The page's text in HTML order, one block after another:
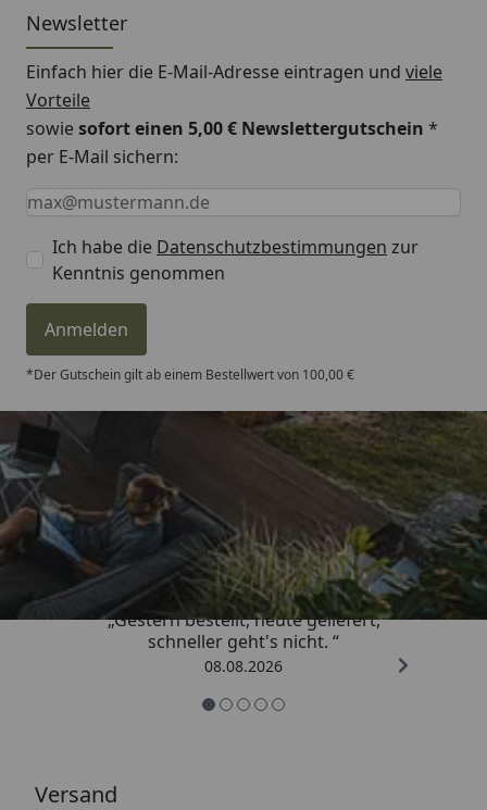
Newsletter
Einfach hier die E-Mail-Adresse eintragen und viele
Vorteile
sowiesofort einen 5,00 € Newslettergutschein *
per E-Mail sichern:
Keine Eingabe erforderlich
Eingabe erforderlich
E-Mail *
Ich habe die Datenschutzbestimmungen zur
Kenntnis genommen
Anmelden
*Der Gutschein gilt ab einem Bestellwert von 100,00 €
Trusted Shops
4,81/ 5
„Gestern bestellt, heute geliefert,
schneller geht's nicht. “
08.08.2026
Versand